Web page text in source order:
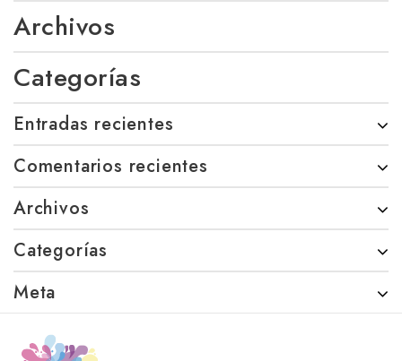
Archivos
Categorías
Entradas recientes
Comentarios recientes
Archivos
Categorías
Meta